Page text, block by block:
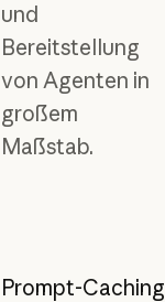
und
Bereitstellung
von Agenten in
großem
Maßstab.
Prompt-Caching